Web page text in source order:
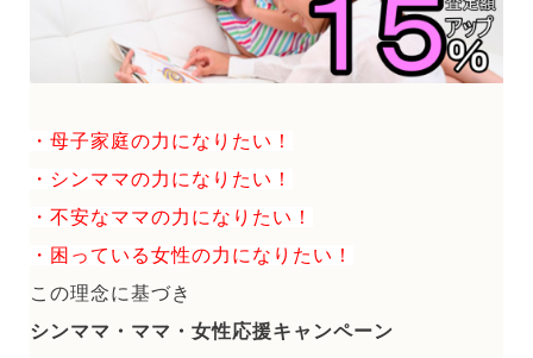
・母子家庭の力になりたい！
・シンママの力になりたい！
・不安なママの力になりたい！
・困っている女性の力になりたい！
この理念に基づき
シンママ・ママ・女性応援キャンペーン